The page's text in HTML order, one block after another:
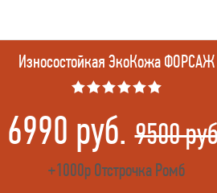
Износостойкая ЭкоКожа ФОРСАЖ
★★★★★★
6990 руб.9500
+1000р Отстрочка Ромб